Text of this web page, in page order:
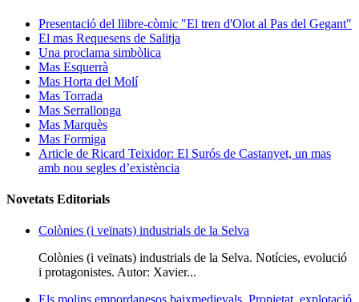
Presentació del llibre-còmic "El tren d'Olot al Pas del Gegant"
El mas Requesens de Salitja
Una proclama simbòlica
Mas Esquerrà
Mas Horta del Molí
Mas Torrada
Mas Serrallonga
Mas Marquès
Mas Formiga
Article de Ricard Teixidor: El Surós de Castanyet, un mas
amb nou segles d’existència
Novetats Editorials
Colònies (i veïnats) industrials de la Selva
Colònies (i veïnats) industrials de la Selva. Notícies, evolució
i protagonistes. Autor: Xavier...